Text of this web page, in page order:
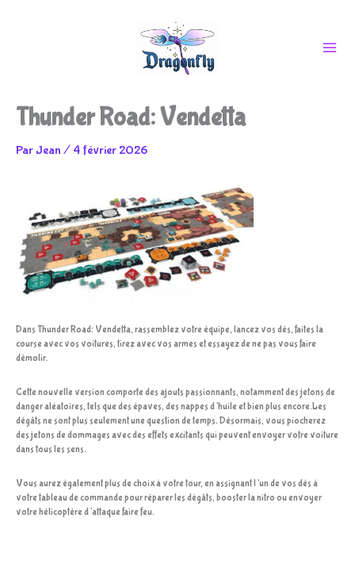
contenu
Thunder Road: Vendetta
Par Jean / 4 février 2026
Dans Thunder Road: Vendetta, rassemblez votre équipe, lancez vos dés, faites la
course avec vos voitures, tirez avec vos armes et essayez de ne pas vous faire
démolir.
Cette nouvelle version comporte des ajouts passionnants, notamment des jetons de
danger aléatoires, tels que des épaves, des nappes d’huile et bien plus encore.Les
dégâts ne sont plus seulement une question de temps. Désormais, vous piocherez
des jetons de dommages avec des effets excitants qui peuvent envoyer votre voiture
dans tous les sens.
Vous aurez également plus de choix à votre tour, en assignant l’un de vos dés à
votre tableau de commande pour réparer les dégâts, booster la nitro ou envoyer
votre hélicoptère d’attaque faire feu.